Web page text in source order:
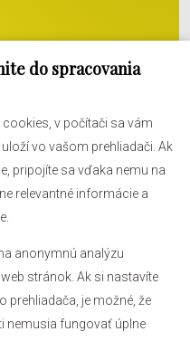
Veľké Leváre|Tvorba
do spracovania
v počítači sa vám
vo vašom prehliadači. Ak
pripojíte sa vďaka nemu na
relevantné informácie a
anonymnú analýzu
stránok. Ak si nastavíte
prehliadača, je možné, že
nemusia fungovať úplne